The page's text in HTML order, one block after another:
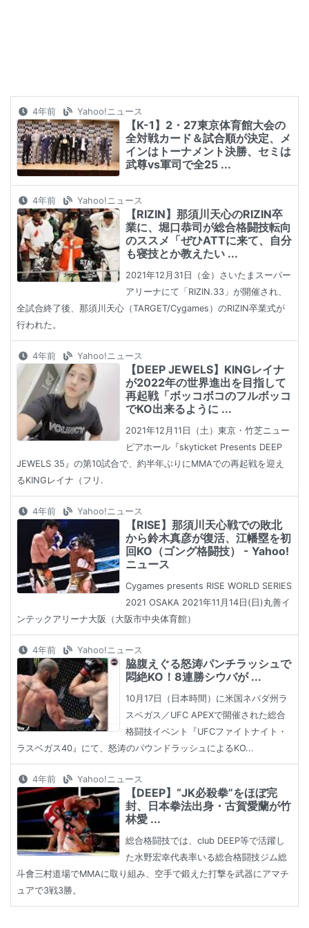
4年前 Yahoo!ニュース
【K-1】2・27東京体育館大会の
全対戦カード＆試合順が決定、メ
インはトーナメント決勝、セミは
武尊vs軍司で全25 ...
4年前 Yahoo!ニュース
【RIZIN】那須川天心のRIZIN卒
業に、堀口恭司が総合格闘技転向
のススメ「ぜひATTに来て、自分
も寝技とか教えたい ...
2021年12月31日（金）さいたまスーパー
アリーナにて「RIZIN.33」が開催され、
全試合終了後、那須川天心（TARGET/Cygames）のRIZIN卒業式が
行われた。
4年前 Yahoo!ニュース
【DEEP JEWELS】KINGレイナ
が2022年の世界進出を目指して
再起戦「ボッコボコのフルボッコ
でKO出来るように ...
2021年12月11日（土）東京・竹芝ニュー
ピアホール『skyticket Presents DEEP
JEWELS 35』の第10試合で、約半年ぶりにMMAでの再起戦を迎え
るKINGレイナ（フリ.
4年前 Yahoo!ニュース
【RISE】那須川天心戦での敗北
から鈴木真彦が復活、江幡塁を初
回KO（ゴング格闘技） - Yahoo!
ニュース
Cygames presents RISE WORLD SERIES
2021 OSAKA 2021年11月14日(日)丸善イ
ンテックアリーナ大阪（大阪市中央体育館）
4年前 Yahoo!ニュース
脇腹えぐる怒涛パンチラッシュで
悶絶KO！8連勝シウバが ...
10月17日（日本時間）に米国ネバダ州ラ
スベガス／UFC APEXで開催された総合
格闘技イベント『UFCファイトナイト・
ラスベガス40』にて、怒涛のパウンドラッシュによるKO...
4年前 Yahoo!ニュース
【DEEP】“JK必殺拳”をほぼ完
封、日本拳法出身・古賀愛蘭が竹
林愛 ...
総合格闘技では、club DEEP等で活躍し
た水野宏幸代表率いる総合格闘技ジム総
斗會三村道場でMMAに取り組み、空手で鍛えた打撃を武器にアマチ
ュアで3戦3勝。